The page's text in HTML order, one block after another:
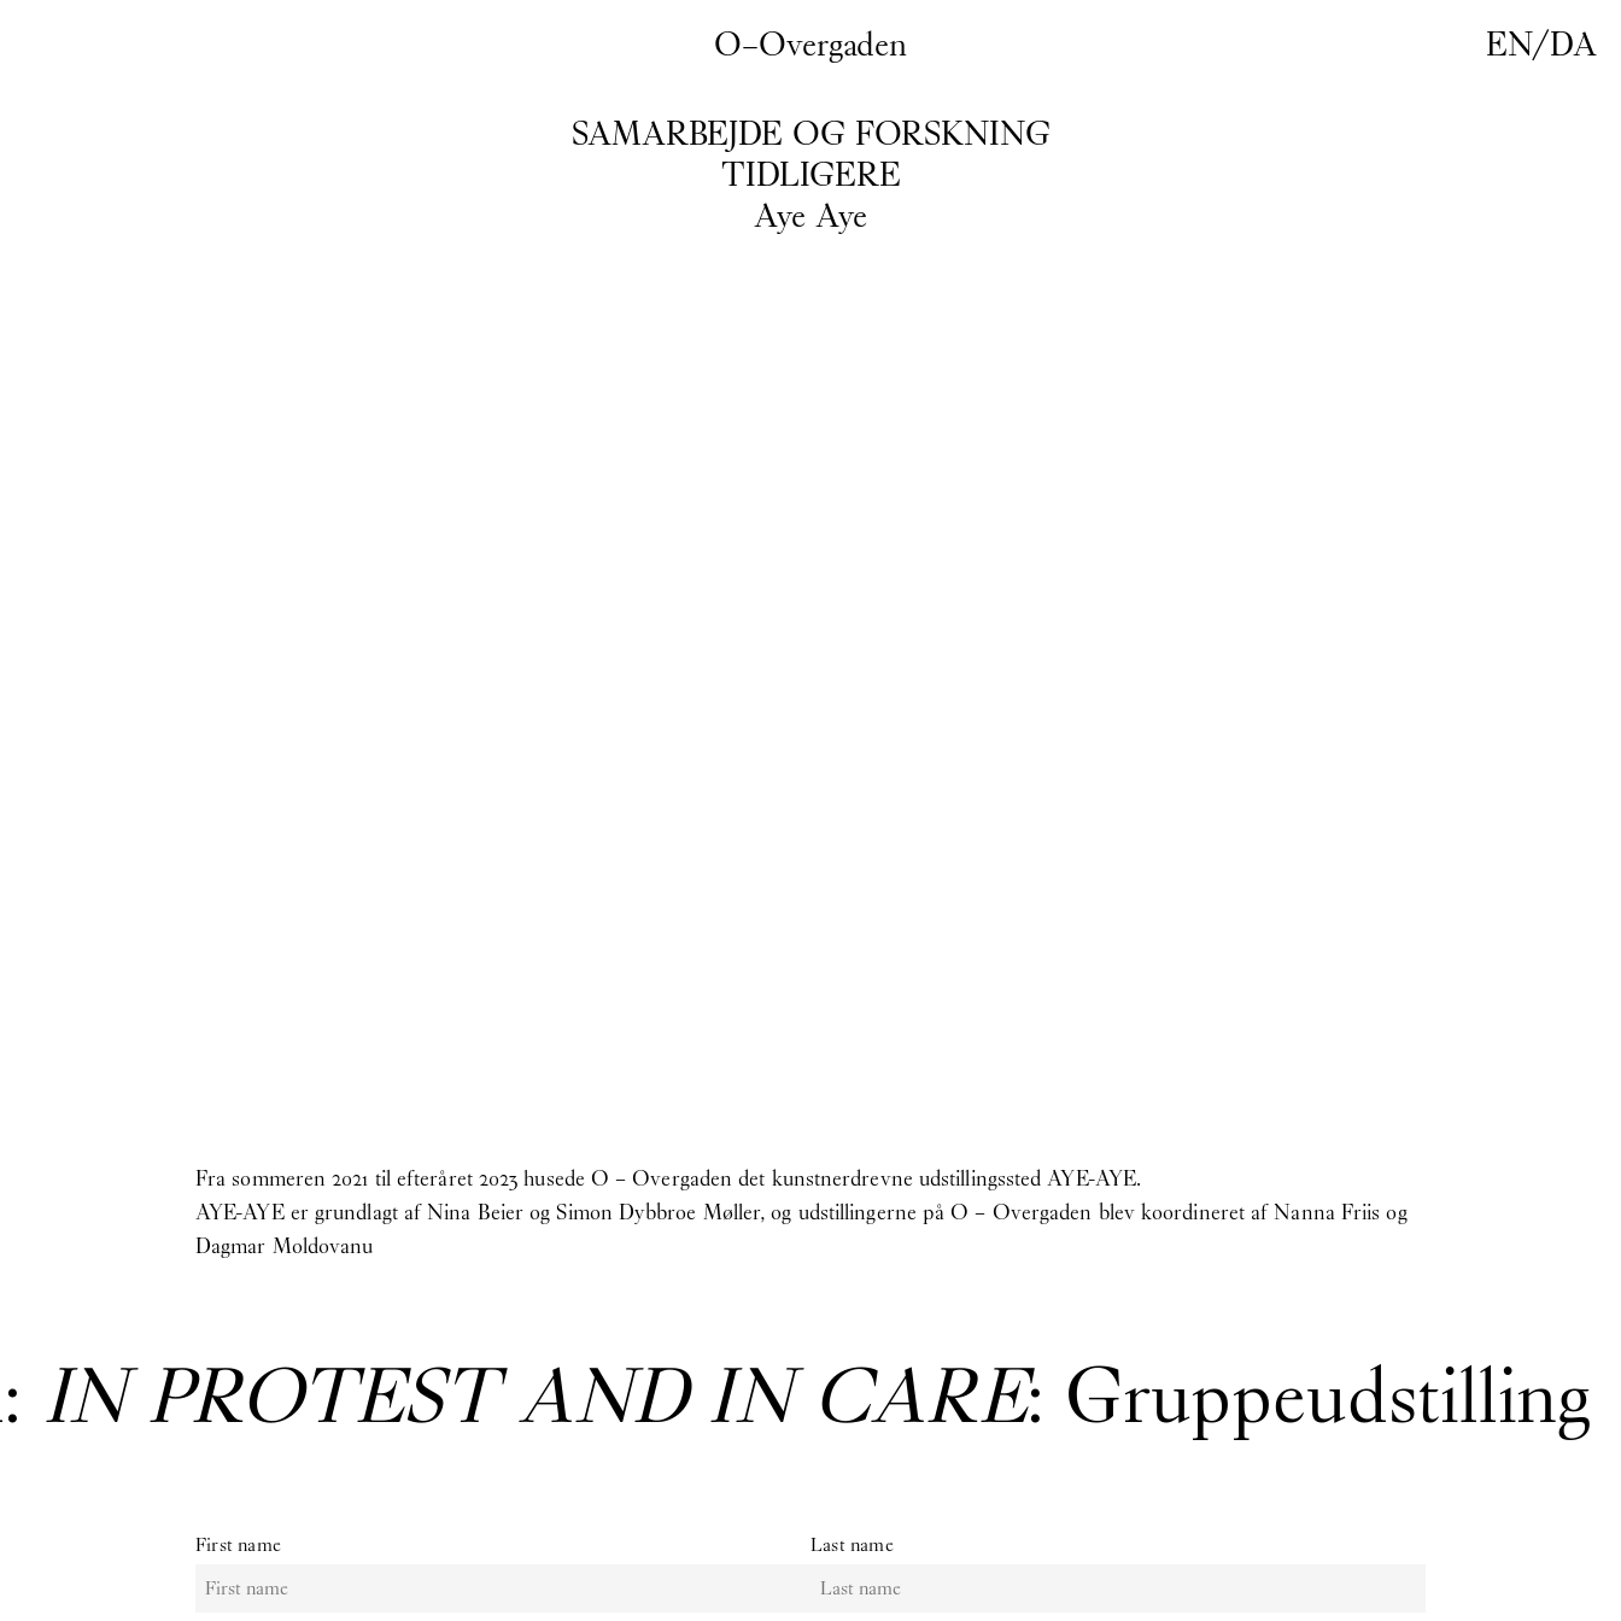
O–Overgaden EN/DA
SAMARBEJDE OG FORSKNING
TIDLIGERE
Aye Aye
Fra sommeren 2021 til efteråret 2023 husede O – Overgaden det kunstnerdrevne udstillingssted AYE-AYE.
AYE-AYE er grundlagt af Nina Beier og Simon Dybbroe Møller, og udstillingerne på O – Overgaden blev koordineret af Nanna Friis og
Dagmar Moldovanu
IN PROTEST AND IN CARE: Gruppeudstilling
First name Last name